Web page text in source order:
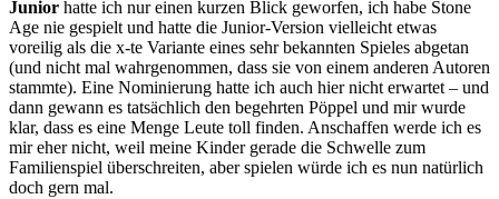
Junior hatte ich nur einen kurzen Blick geworfen, ich habe Stone
Age nie gespielt und hatte die Junior-Version vielleicht etwas
voreilig als die x-te Variante eines sehr bekannten Spieles abgetan
(und nicht mal wahrgenommen, dass sie von einem anderen Autoren
stammte). Eine Nominierung hatte ich auch hier nicht erwartet – und
dann gewann es tatsächlich den begehrten Pöppel und mir wurde
klar, dass es eine Menge Leute toll finden. Anschaffen werde ich es
mir eher nicht, weil meine Kinder gerade die Schwelle zum
Familienspiel überschreiten, aber spielen würde ich es nun natürlich
doch gern mal.